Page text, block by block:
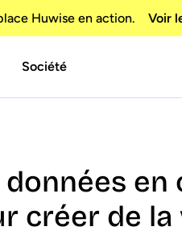
Huwise en action. Voir
Société
en
créer de la